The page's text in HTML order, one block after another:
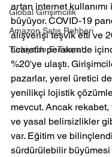
Global Girişimcilik
Amazon Satış Rehberi
Türkiye’de E-Ticaret
artan internet kullanımı
büyüyor. COVID-19
alışverişi teşvik etti ve
ticaretin perakende
%20'ye ulaştı.
pazarlar, yerel üretici
yenilikçi lojistik
mevcut. Ancak
ve yasal belirsizlikler
var. Eğitim ve
sürdürülebilir